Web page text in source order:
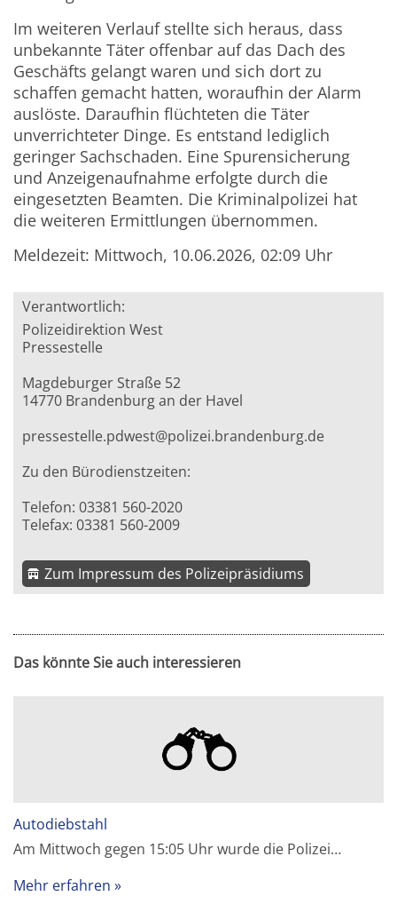
Im weiteren Verlauf stellte sich heraus, dass
unbekannte Täter offenbar auf das Dach des
Geschäfts gelangt waren und sich dort zu
schaffen gemacht hatten, woraufhin der Alarm
auslöste. Daraufhin flüchteten die Täter
unverrichteter Dinge. Es entstand lediglich
geringer Sachschaden. Eine Spurensicherung
und Anzeigenaufnahme erfolgte durch die
eingesetzten Beamten. Die Kriminalpolizei hat
die weiteren Ermittlungen übernommen.
Meldezeit: Mittwoch, 10.06.2026, 02:09 Uhr
Verantwortlich:
Polizeidirektion West
Pressestelle
Magdeburger Straße 52
14770 Brandenburg an der Havel
pressestelle.pdwest@polizei.brandenburg.de
Zu den Bürodienstzeiten:
Telefon: 03381 560-2020
Telefax: 03381 560-2009
Zum Impressum des Polizeipräsidiums
Das könnte Sie auch interessieren
Autodiebstahl
Am Mittwoch gegen 15:05 Uhr wurde die Polizei…
Mehr erfahren